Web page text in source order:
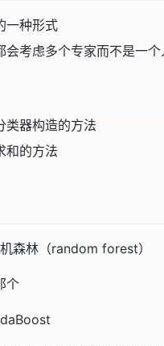
一种形式
考虑多个专家而不是一
类器构造的方法
和的方法
森林（random forest）
个